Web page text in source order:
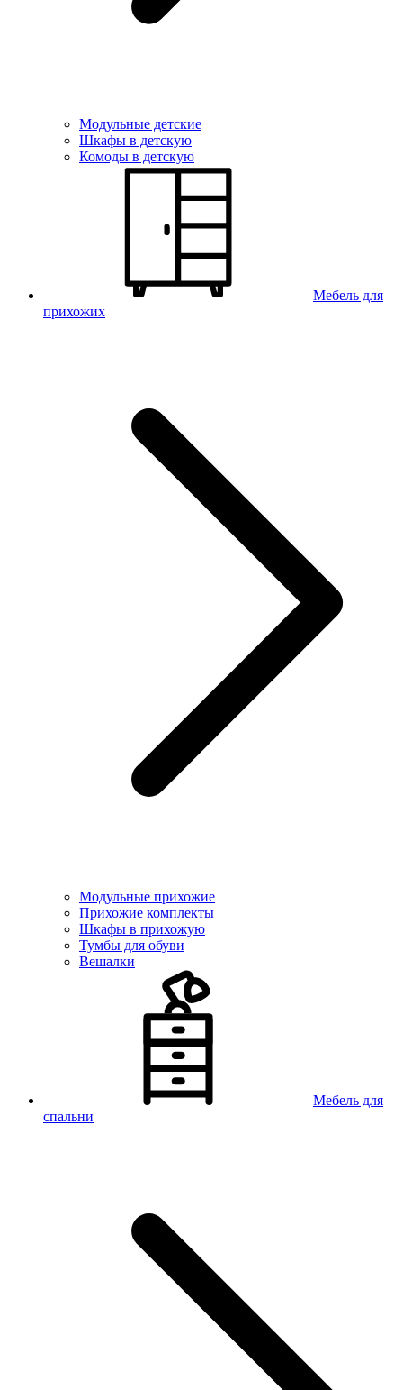
Модульные детские
Шкафы в детскую
Комоды в детскую
Мебель для
прихожих
Модульные прихожие
Прихожие комплекты
Шкафы в прихожую
Тумбы для обуви
Вешалки
Мебель для
спальни